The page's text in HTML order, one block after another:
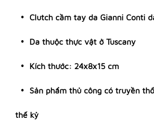
Clutch cầm tay da Gianni Conti
Da thuộc thực vật ở Tuscany
Kích thước: 24x8x15 cm
Sản phẩm thủ công có truyền
thế kỷ